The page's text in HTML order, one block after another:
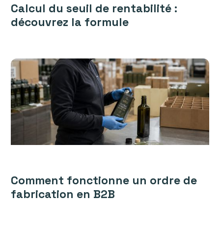
Calcul du seuil de rentabilité :
découvrez la formule
Comment fonctionne un ordre de
fabrication en B2B